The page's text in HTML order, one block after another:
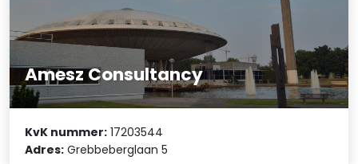
Amesz Consultancy
KvK nummer: 17203544
Adres: Grebbeberglaan 5